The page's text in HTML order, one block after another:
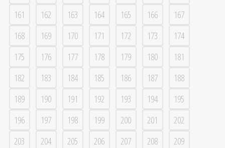
161
162 163 164 165 166
167
168
169 170 171 172 173
174
175
176 177 178 179 180
181
182
183 184 185 186 187
188
189
190 191 192 193 194
195
196
197 198 199 200 201
202
203
204 205 206 207 208
209